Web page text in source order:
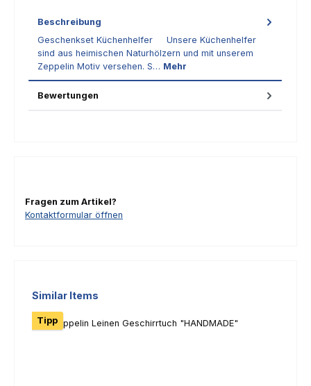
Beschreibung
Geschenkset Küchenhelfer Unsere Küchenhelfer
sind aus heimischen Naturhölzern und mit unserem
Zeppelin Motiv versehen. S… Mehr
Bewertungen
Fragen zum Artikel?
Kontaktformular öffnen
Produktgalerie überspringen
Similar Items
Tipp